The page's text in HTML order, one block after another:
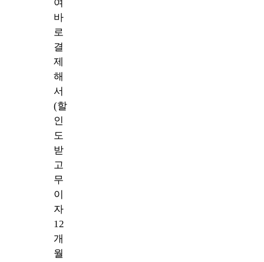
여
바
로
결
제
해
서
(할
인
도
받
고
무
이
자
12
개
월